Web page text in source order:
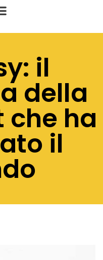
il
della
che ha
il